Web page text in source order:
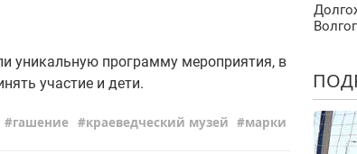
уникальную программу мероприятия, в
участие и дети.
гашение краеведческий музей марки